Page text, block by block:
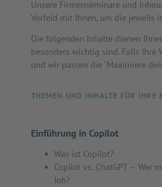
Unsere Firmenseminare und
Vorfeld mit Ihnen, um die jeweils
Die folgenden Inhalte dienen
besonders wichtig sind. Falls Ihre
und wir passen die "Maximiere
THEMEN UND INHALTE FÜR IHRE
Einführung in Copilot
Was ist Copilot?
Copilot vs. ChatGPT – Wer
Job?